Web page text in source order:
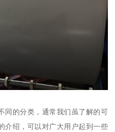
同的分类，通常我们虽了解的可
介绍，可以对广大用户起到一些